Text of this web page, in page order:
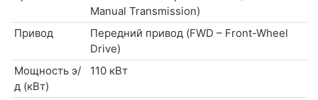
Manual Transmission)
Привод
Передний привод (FWD – Front-Wheel
Drive)
Мощность э/
д (кВт)
110 кВт